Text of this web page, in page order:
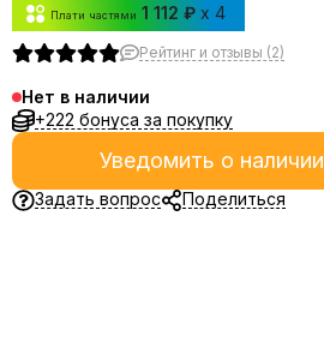
Плати частями 1 112 ₽ x 4
Рейтинг и отзывы (2)
Нет в наличии
+222 бонуса за покупку
Уведомить о наличии
Задать вопрос Поделиться